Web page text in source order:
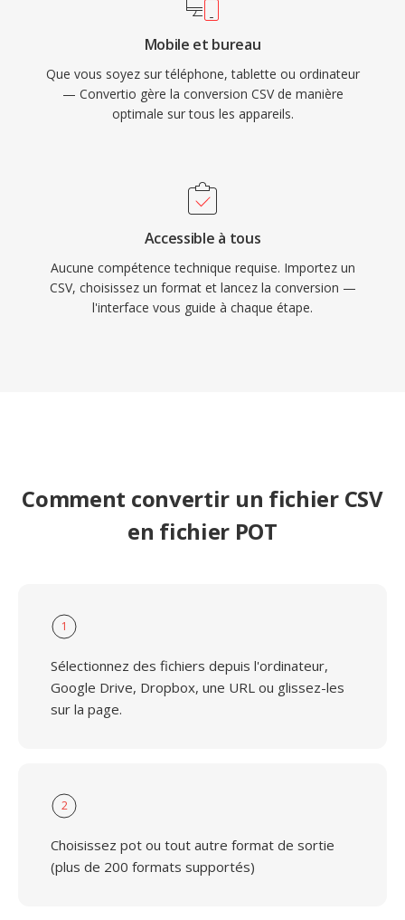
Mobile et bureau
Que vous soyez sur téléphone, tablette ou ordinateur
— Convertio gère la conversion CSV de manière
optimale sur tous les appareils.
Accessible à tous
Aucune compétence technique requise. Importez un
CSV, choisissez un format et lancez la conversion —
l'interface vous guide à chaque étape.
Comment convertir un fichier CSV
en fichier POT
1
Sélectionnez des fichiers depuis l'ordinateur,
Google Drive, Dropbox, une URL ou glissez-les
sur la page.
2
Choisissez pot ou tout autre format de sortie
(plus de 200 formats supportés)